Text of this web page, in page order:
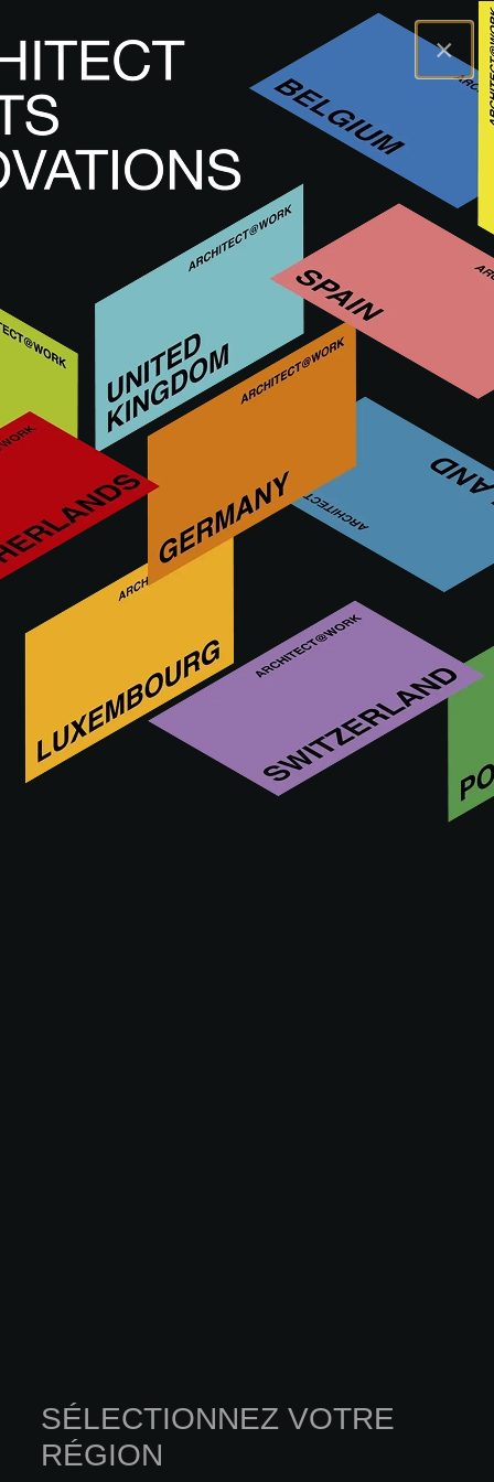
SÉLECTIONNEZ VOTRE
RÉGION
×
A@WX Marques ARCHITECTURAL METALS
ARCHITECTURAL METALS
Nous offrons aux architectes, aux designers et aux artistes
une gamme flexible de produits sur mesure pour répondre à
un large éventail de besoins créatifs, ainsi que le savoir-
faire issu de décennies de travail avec le métal.
INNOVATION
ARCHITECTURAL METALS